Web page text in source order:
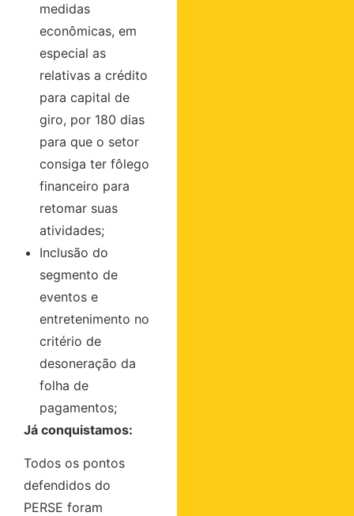
medidas
econômicas, em
especial as
relativas a crédito
para capital de
giro, por 180 dias
para que o setor
consiga ter fôlego
financeiro para
retomar suas
atividades;
Inclusão do
segmento de
eventos e
entretenimento no
critério de
desoneração da
folha de
pagamentos;
Já conquistamos:
Todos os pontos
defendidos do
PERSE foram